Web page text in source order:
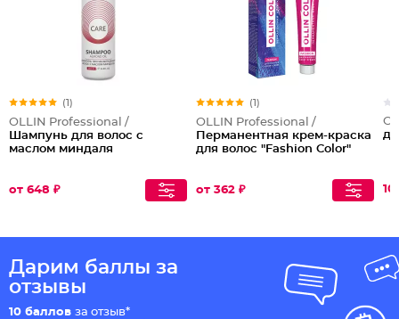
(1)
OLLIN Professional /
Шампунь для волос с
маслом миндаля
от 648 ₽
(1)
OLLIN Professional /
Перманентная крем-краска
для волос "Fashion Color"
от 362 ₽
Дарим баллы за
отзывы
10 баллов за отзыв*